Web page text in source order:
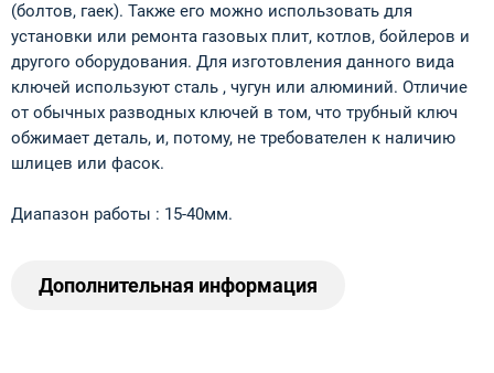
(болтов, гаек). Также его можно использовать для
установки или ремонта газовых плит, котлов, бойлеров и
другого оборудования. Для изготовления данного вида
ключей используют сталь , чугун или алюминий. Отличие
от обычных разводных ключей в том, что трубный ключ
обжимает деталь, и, потому, не требователен к наличию
шлицев или фасок.
Диапазон работы : 15-40мм.
Дополнительная информация